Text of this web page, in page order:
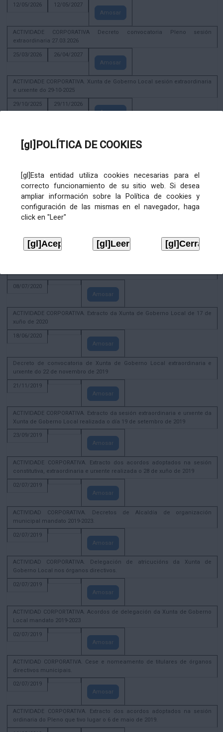
[gl]POLÍTICA DE COOKIES
[gl]Esta entidad utiliza cookies necesarias para el
correcto funcionamiento de su sitio web. Si desea
ampliar información sobre la Política de cookies y
configuración de las mismas en el navegador, haga
click en "Leer"
12/05/2026
12/05/2027
Amosar
ACTIVIDADE CORPORATIVA Decreto convocatoria Pleno sesión
extraordinaria 27.03.2026
25/03/2026
26/04/2027
Amosar
ACTIVIDADE CORPORATIVA. Xunta de Goberno Local sesión extraordinaria
e urxente do 29-10-2025
29/10/2025
29/11/2026
Amosar
constitutiva da Xunta de Goberno Local extraordinaria e urxente 21.6.2023
Xunta de Goberno Local extraordinaria e urxente 01.08.2022
02/08/2022
Amosar
ACTIVIDADE CORPORATIVA. Xunta de Goberno Local do 30 de decembro
28/12/2020
Amosar
ACTIVIDADE CORPORATIVA. Extracto do Pleno ordinario de data 2.7.2020
08/07/2020
Amosar
ACTIVIDADE CORPORATIVA. Extracto da Xunta de Goberno Local de 17 de
xuño de 2020
18/06/2020
Amosar
Decreto de convocatoria de Xunta de Goberno Local extraordinaria e
urxente do 22 de novembro de 2019
21/11/2019
Amosar
ACTIVIDADE CORPORATIVA. Extracto da sesión extraordinaria e urxente da
Xunta de Goberno Local realizada o día 19 de setembro de 2019
23/09/2019
Amosar
ACTIVIDADE CORPORATIVA. Extracto dos acordos adoptados na sesión
constitutiva, extraordinaria e urxente realizada o 28 de xuño de 2019
02/07/2019
Amosar
ACTIVIDAD CORPORATIVA. Decretos de Alcaldía de organización
municipal mandato 2019-2023.
02/07/2019
Amosar
ACTIVIDAD CORPORATIVA. Delegación de atricucións da Xunta de
Goberno Local nos órganos directivos.
02/07/2019
Amosar
ACTIVIDAD CORPORTATIVA. Acordos de delegación da Xunta de Goberno
Local mandato 2019-2023
02/07/2019
Amosar
ACTIVIDAD CORPORATIVA. Cese e nomeamento de titulares de órganos
directivos municipais.
02/07/2019
Amosar
ACTIVIDADE CORPORATIVA. Extracto dos acordos adoptados na sesión
ordinaria do Pleno que tivo lugar o 6 de maio de 2019.